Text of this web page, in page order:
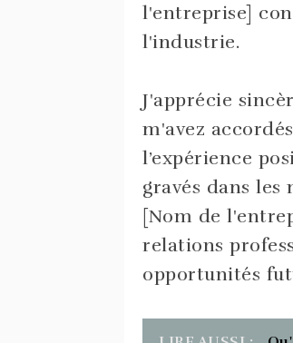
l'entreprise]
l'industrie.
J'apprécie
m'avez
l’expérience
gravés dans les
[Nom de
relations
opportunités